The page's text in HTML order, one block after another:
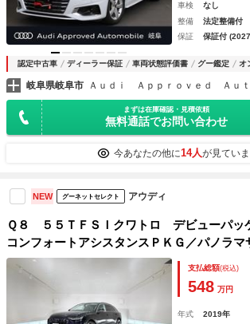
車検
なし
整備
法定整備付
保証
保証付
認定中古車 ディーラー保証 車両状態評価書 グー鑑定 オ
岐阜県岐阜市 Ａｕｄｉ Ａｐｐｒｏｖｅｄ Ａｕ
まずは在庫確認・見積依頼
無料通話でお問い合わせ
今あなたの他に14人が見てい
NEW グーネットセレクト アウディ
Ｑ８ ５５ＴＦＳＩクワトロ デビューパッ
コンフォートアシスタンスＰＫＧ／パノラマ
マトリクスＬＥＤヘッドライト／オールホイ
／純正ナビＴＶ／ＢＡＮＧ＆ＯＬＵＦＳＥＮ
支払総額(税込)
548 万円
年式 2019年